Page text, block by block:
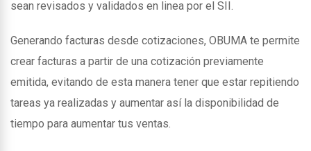
sean revisados y validados en linea por el SII.
Generando facturas desde cotizaciones, OBUMA te permite
crear facturas a partir de una cotización previamente
emitida, evitando de esta manera tener que estar repitiendo
tareas ya realizadas y aumentar así la disponibilidad de
tiempo para aumentar tus ventas.